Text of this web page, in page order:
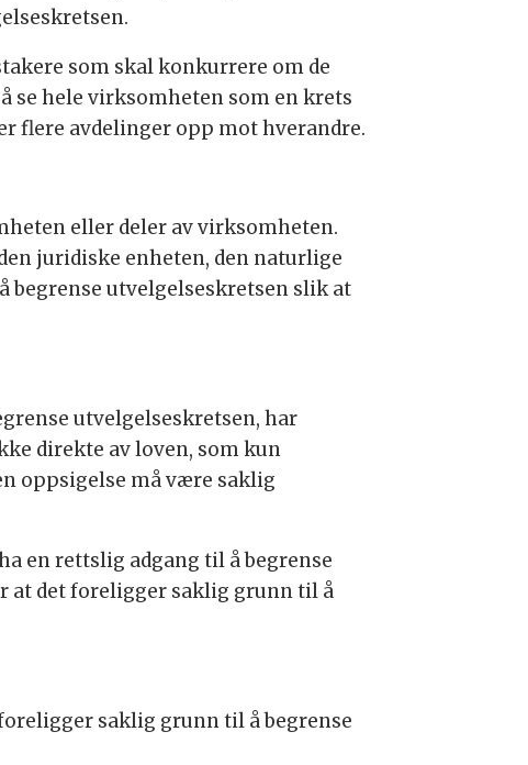
som skal konkurrere om de
se hele virksomheten som en krets
flere avdelinger opp mot hverandre.
eller deler av virksomheten.
juridiske enheten, den naturlige
begrense utvelgelseskretsen slik at
utvelgelseskretsen, har
direkte av loven, som kun
oppsigelse må være saklig
en rettslig adgang til å begrense
at det foreligger saklig grunn til å
saklig grunn til å begrense